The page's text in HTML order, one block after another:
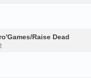
Raise Dead